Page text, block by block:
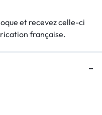
et recevez celle-ci
française.